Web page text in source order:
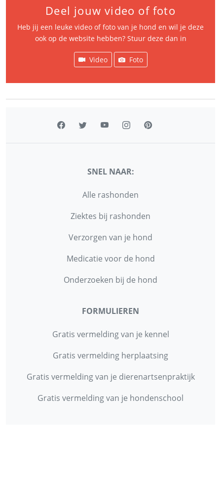
Deel jouw video of foto
Heb jij een leuke video of foto van je hond en wil je deze
ook op de website hebben? Stuur deze dan in
Video Foto
SNEL NAAR:
Alle rashonden
Ziektes bij rashonden
Verzorgen van je hond
Medicatie voor de hond
Onderzoeken bij de hond
FORMULIEREN
Gratis vermelding van je kennel
Gratis vermelding herplaatsing
Gratis vermelding van je dierenartsenpraktijk
Gratis vermelding van je hondenschool